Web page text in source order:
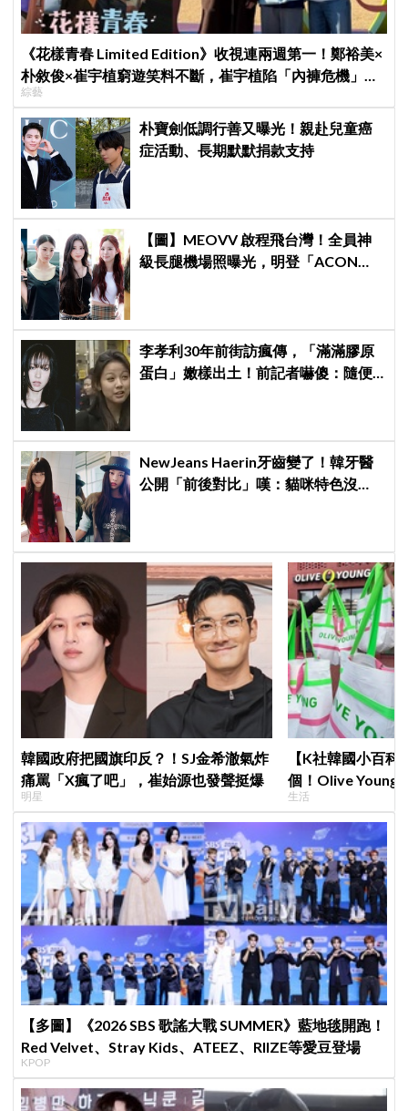
《花樣青春 Limited Edition》收視連兩週第一！鄭裕美×
朴敘俊×崔宇植窮遊笑料不斷，崔宇植陷「內褲危機」直
喊：可以出賣靈魂
綜藝
朴寶劍低調行善又曝光！親赴兒童癌
症活動、長期默默捐款支持
【圖】MEOVV 啟程飛台灣！全員神
級長腿機場照曝光，明登「ACON
李孝利30年前街訪瘋傳，「滿滿膠原
蛋白」嫩樣出土！前記者嚇傻：隨便
NewJeans Haerin牙齒變了！韓牙醫
公開「前後對比」嘆：貓咪特色沒
韓國政府把國旗印反？！SJ金希澈氣炸
痛罵「X瘋了吧」，崔始源也發聲挺爆
明星
【K社韓國小百
個！Olive Young
遊客，機場「人
生活
【多圖】《2026 SBS 歌謠大戰 SUMMER》藍地毯開跑！
Red Velvet、Stray Kids、ATEEZ、RIIZE等愛豆登場
KPOP